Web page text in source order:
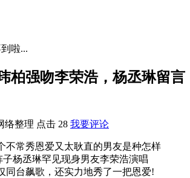
啦...
柏强吻李荣浩，杨丞琳留言
络整理 点击 28 我要评论
不常秀恩爱又太耿直的男友是种怎样
子杨丞琳罕见现身男友李荣浩演唱
同台飙歌，还实力地秀了一把恩爱!